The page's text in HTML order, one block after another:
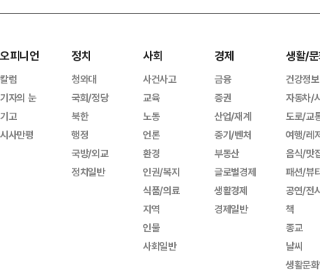
오피니언
칼럼
기자의 눈
기고
시사만평
정치
청와대
국회/정당
북한
행정
국방/외교
정치일반
사회
사건사고
교육
노동
언론
환경
인권/복지
식품/의료
지역
인물
사회일반
경제
금융
증권
산업/재계
중기/벤처
부동산
글로벌경제
생활경제
경제일반
생활/
건강정보
자동차/
도로/교
여행/레
음식/맛
패션/뷰
공연/전
책
종교
날씨
생활문